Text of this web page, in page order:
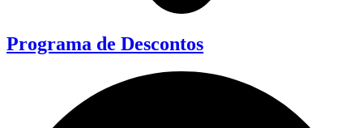
Programa de Descontos